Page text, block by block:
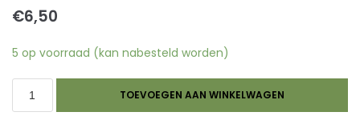
€6,50
5 op voorraad (kan nabesteld worden)
TOEVOEGEN AAN WINKELWAGEN